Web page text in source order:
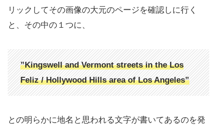
リックしてその画像の大元のページを確認しに行く
と、その中の１つに、
”Kingswell and Vermont streets in the Los
Feliz / Hollywood Hills area of Los Angeles”
との明らかに地名と思われる文字が書いてあるのを発